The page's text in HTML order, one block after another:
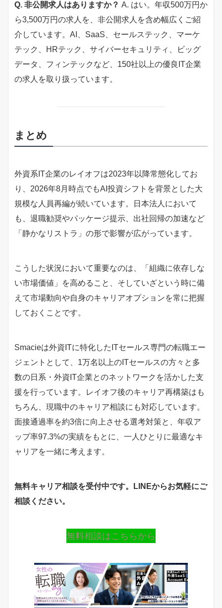
Q. 非公開求人はありますか？ A. はい。年収500万円か
ら3,500万円の求人を、非公開求人を含め幅広くご紹
介しています。AI、SaaS、セールステック、マーケ
テック、HRテック、サイバーセキュリティ、ビッグ
データ、フィンテックなど、150社以上の優良IT企業
の求人を取り扱っています。
まとめ
外資系IT企業のレイオフは2023年以降常態化してお
り、2026年8月時点でもAI投資シフトを背景とした大
規模な人員再編が続いています。日本法人において
も、退職勧奨やパッケージ提示、出社回帰の加速など
「静かなリストラ」の形で影響が広がっています。
こうした状況において重要なのは、「組織に依存しな
い市場価値」を高めること、そしていざという時に備
えて市場動向や自身のキャリアオプションを常に把握
しておくことです。
Smacieは外資ITに特化したITセールス専門の転職エー
ジェントとして、1万名以上のITセールスの方々と多
数の日系・外資IT企業とのネットワークを活かした支
援を行っています。レイオフ後のキャリア再構築はも
ちろん、現職中のキャリア相談にも対応しています。
面接通過率を約3倍に向上させる選考対策と、年収ア
ップ率97.3%の実績をもとに、一人ひとりに最適なキ
ャリアを一緒に考えます。
無料キャリア相談を受付中です。LINEからお気軽にご
相談ください。
無料相談はこちらから